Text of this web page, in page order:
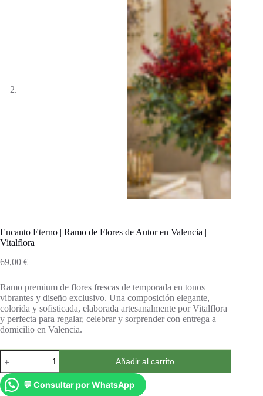
Encanto Eterno | Ramo de Flores de Autor en Valencia |
Vitalflora
69,00 €
Ramo premium de flores frescas de temporada en tonos
vibrantes y diseño exclusivo. Una composición elegante,
colorida y sofisticada, elaborada artesanalmente por Vitalflora
y perfecta para regalar, celebrar y sorprender con entrega a
domicilio en Valencia.
Añadir al carrito
💬 Consultar por WhatsApp